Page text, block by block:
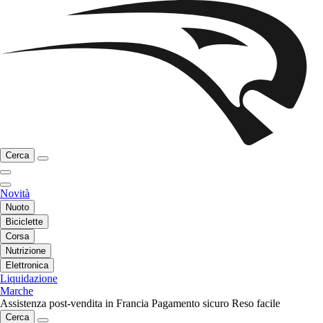
Cerca
Novità
Nuoto
Biciclette
Corsa
Nutrizione
Elettronica
Liquidazione
Marche
Assistenza post-vendita in Francia Pagamento sicuro Reso facile
Cerca